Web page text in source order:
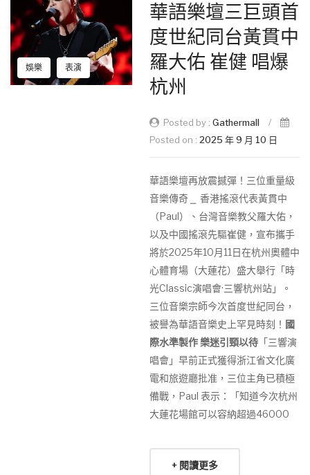
娛樂 表演
華語樂壇三巨頭首
度世紀同台黃貫中
羅大佑 崔健 唱爆
杭州
Posted by : Gathermall
/
Posted on : 2025 年 9 月 10 日
華語樂壇再放震撼彈！三位重量級
音樂傳奇 ⎯ 香港搖滾代表黃貫中
（Paul）、台灣音樂教父羅大佑，
以及中國搖滾先驅崔健，宣布攜手
將於2025年10月11日在杭州奧體中
心體育場（大蓮花）盛大舉行「時
光Classic演唱會·三響杭州站」。
三位音樂宗師今次首度世紀同台，
被譽為華語音樂史上罕見時刻！ 國
際水準製作 樂迷引頸以待「三響演
唱會」早前正式獲得浙江省文化廣
電和旅遊廳批准，三位主角已積極
備戰，Paul 表示：「知道今次杭州
大蓮花場館可以容納超過46000
+ 閱讀更多